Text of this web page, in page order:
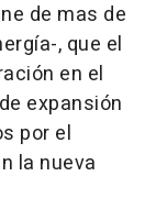
de mas de
, que el
en el
expansión
por el
la nueva